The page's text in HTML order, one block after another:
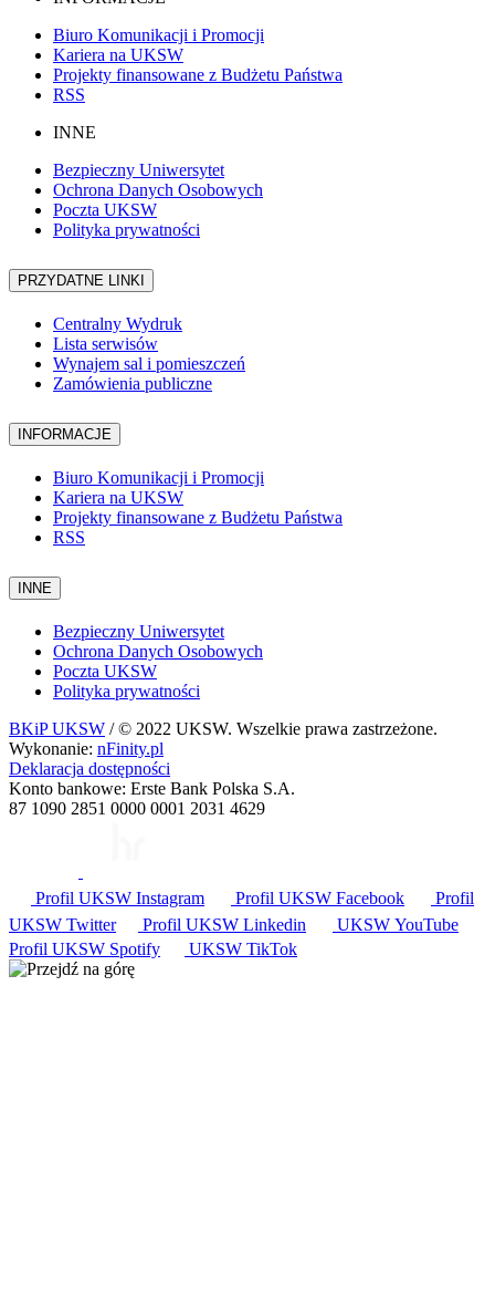
Biuro Komunikacji i Promocji
Kariera na UKSW
Projekty finansowane z Budżetu Państwa
RSS
INNE
Bezpieczny Uniwersytet
Ochrona Danych Osobowych
Poczta UKSW
Polityka prywatności
PRZYDATNE LINKI
Centralny Wydruk
Lista serwisów
Wynajem sal i pomieszczeń
Zamówienia publiczne
INFORMACJE
Biuro Komunikacji i Promocji
Kariera na UKSW
Projekty finansowane z Budżetu Państwa
RSS
INNE
Bezpieczny Uniwersytet
Ochrona Danych Osobowych
Poczta UKSW
Polityka prywatności
BKiP UKSW / © 2022 UKSW. Wszelkie prawa zastrzeżone.
Wykonanie: nFinity.pl
Deklaracja dostępności
Konto bankowe: Erste Bank Polska S.A.
87 1090 2851 0000 0001 2031 4629
Profil UKSW Instagram Profil UKSW Facebook
Profil
UKSW Twitter Profil UKSW Linkedin UKSW YouTube
Profil UKSW Spotify UKSW TikTok